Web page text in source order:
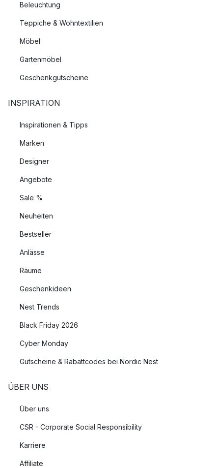
Beleuchtung
Teppiche & Wohntextilien
Möbel
Gartenmöbel
Geschenkgutscheine
INSPIRATION
Inspirationen & Tipps
Marken
Designer
Angebote
Sale %
Neuheiten
Bestseller
Anlässe
Räume
Geschenkideen
Nest Trends
Black Friday 2026
Cyber Monday
Gutscheine & Rabattcodes bei Nordic Nest
ÜBER UNS
Über uns
CSR - Corporate Social Responsibility
Karriere
Affiliate